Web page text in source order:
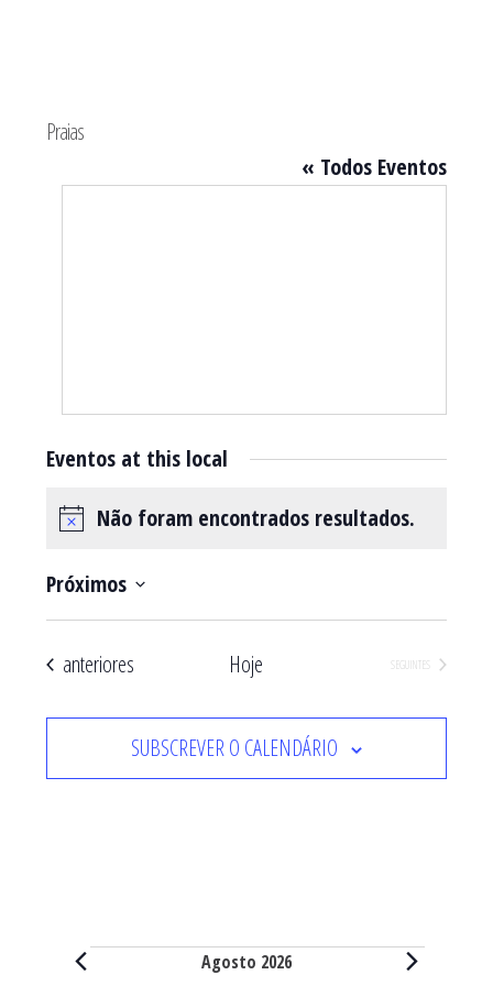
Praias
« Todos Eventos
Eventos at this local
Aviso
Não foram encontrados resultados.
Próximos
Selecione
a Eventos
anteriores Hoje EVENTOS
SEGUINTES
SUBSCREVER O CALENDÁRIO
Eventos Agosto 2026